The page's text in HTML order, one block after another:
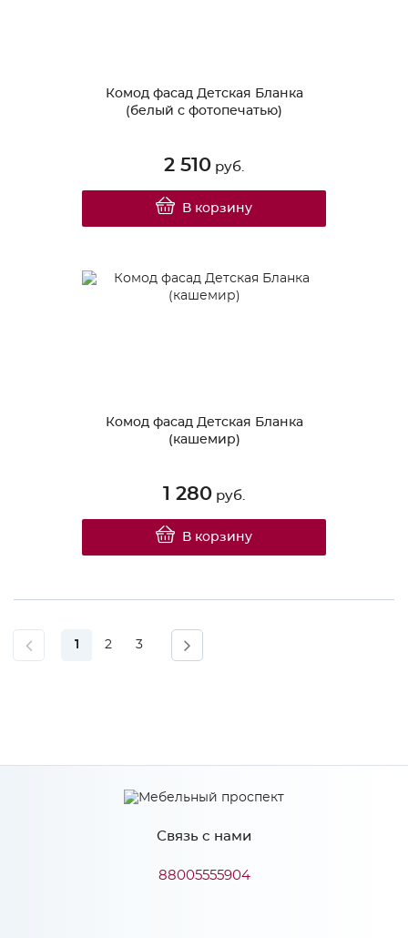
Комод фасад Детская Бланка
(белый с фотопечатью)
2 510 руб.
В корзину
Комод фасад Детская Бланка
(кашемир)
1 280 руб.
В корзину
1 2 3
Связь с нами
88005555904